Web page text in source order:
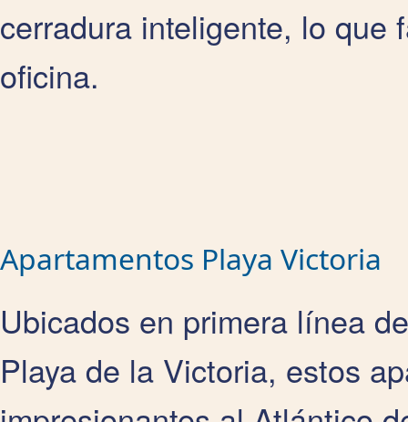
cerradura inteligente, lo que
oficina.
Apartamentos Playa Victoria
Ubicados en primera línea
Playa de la Victoria, estos